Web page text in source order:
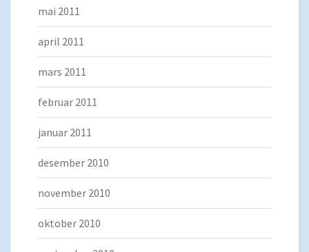
mai 2011
april 2011
mars 2011
februar 2011
januar 2011
desember 2010
november 2010
oktober 2010